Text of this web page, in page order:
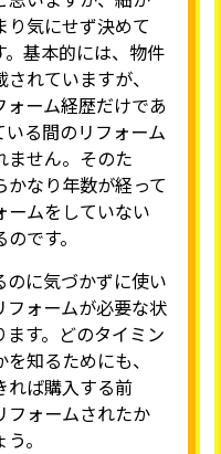
り気にせず決めて
。基本的には、物件
れていますが、
ーム経歴だけであ
いる間のリフォーム
ません。そのた
なり年数が経って
ームをしていない
です。
に気づかずに使い
フォームが必要な状
す。どのタイミン
知るためにも、
れば購入する前
フォームされたか
。